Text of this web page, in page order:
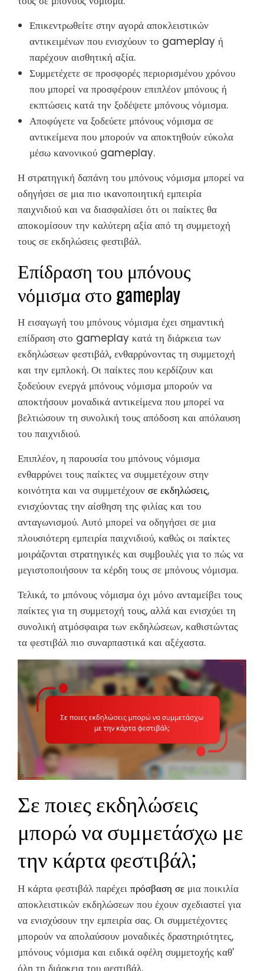
Επικεντρωθείτε στην αγορά αποκλειστικών
αντικειμένων που ενισχύουν το gameplay ή
παρέχουν αισθητική αξία.
Συμμετέχετε σε προσφορές περιορισμένου χρόνου
που μπορεί να προσφέρουν επιπλέον μπόνους ή
εκπτώσεις κατά την ξοδέψετε μπόνους νόμισμα.
Αποφύγετε να ξοδεύετε μπόνους νόμισμα σε
αντικείμενα που μπορούν να αποκτηθούν εύκολα
μέσω κανονικού gameplay.
Η στρατηγική δαπάνη του μπόνους νόμισμα μπορεί να
οδηγήσει σε μια πιο ικανοποιητική εμπειρία
παιχνιδιού και να διασφαλίσει ότι οι παίκτες θα
αποκομίσουν την καλύτερη αξία από τη συμμετοχή
τους σε εκδηλώσεις φεστιβάλ.
Επίδραση του μπόνους
νόμισμα στο gameplay
Η εισαγωγή του μπόνους νόμισμα έχει σημαντική
επίδραση στο gameplay κατά τη διάρκεια των
εκδηλώσεων φεστιβάλ, ενθαρρύνοντας τη συμμετοχή
και την εμπλοκή. Οι παίκτες που κερδίζουν και
ξοδεύουν ενεργά μπόνους νόμισμα μπορούν να
αποκτήσουν μοναδικά αντικείμενα που μπορεί να
βελτιώσουν τη συνολική τους απόδοση και απόλαυση
του παιχνιδιού.
Επιπλέον, η παρουσία του μπόνους νόμισμα
ενθαρρύνει τους παίκτες να συμμετέχουν στην
κοινότητα και να συμμετέχουν σε εκδηλώσεις,
ενισχύοντας την αίσθηση της φιλίας και του
ανταγωνισμού. Αυτό μπορεί να οδηγήσει σε μια
πλουσιότερη εμπειρία παιχνιδιού, καθώς οι παίκτες
μοιράζονται στρατηγικές και συμβουλές για το πώς να
μεγιστοποιήσουν τα κέρδη τους σε μπόνους νόμισμα.
Τελικά, το μπόνους νόμισμα όχι μόνο ανταμείβει τους
παίκτες για τη συμμετοχή τους, αλλά και ενισχύει τη
συνολική ατμόσφαιρα των εκδηλώσεων, καθιστώντας
τα φεστιβάλ πιο συναρπαστικά και αξέχαστα.
Σε ποιες εκδηλώσεις
μπορώ να συμμετάσχω με
την κάρτα φεστιβάλ;
Η κάρτα φεστιβάλ παρέχει πρόσβαση σε μια ποικιλία
αποκλειστικών εκδηλώσεων που έχουν σχεδιαστεί για
να ενισχύσουν την εμπειρία σας. Οι συμμετέχοντες
μπορούν να απολαύσουν μοναδικές δραστηριότητες,
μπόνους νόμισμα και ειδικά οφέλη συμμετοχής καθ’
όλη τη διάρκεια του φεστιβάλ.